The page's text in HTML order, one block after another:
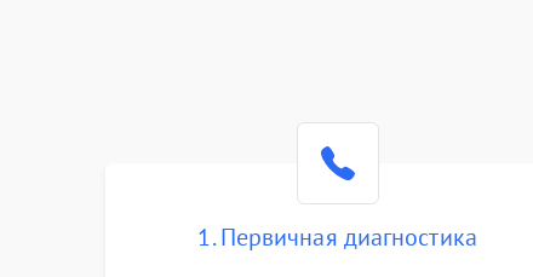
1. Первичная диагностика